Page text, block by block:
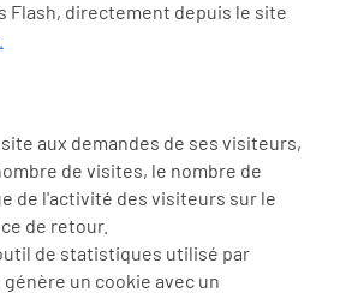
Flash, directement depuis le site
site aux demandes de ses visiteurs,
de visites, le nombre de
de l'activité des visiteurs sur le
de retour.
de statistiques utilisé par
un cookie avec un